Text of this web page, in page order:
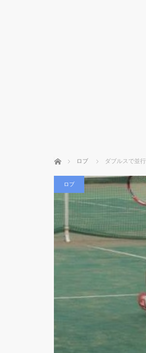
ホーム ロブ ダブルスで並
ロブ